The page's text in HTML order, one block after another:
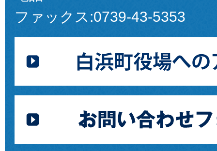
ファックス:0739-43-5353